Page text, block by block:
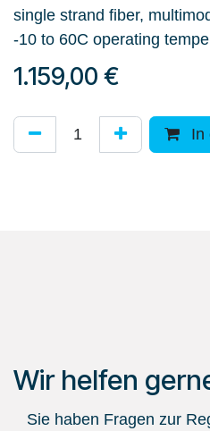
single strand fiber,
-10 to 60C operating
1.159,00 €
In
Wir helfen
Sie haben Fragen zur